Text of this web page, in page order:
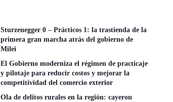
Sturzenegger 0 – Prácticos 1: la trastienda de la
primera gran marcha atrás del gobierno de
Milei
El Gobierno moderniza el régimen de practicaje
y pilotaje para reducir costos y mejorar la
competitividad del comercio exterior
Ola de delitos rurales en la región: cayeron